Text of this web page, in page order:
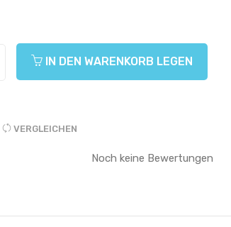
IN DEN WARENKORB LEGEN
VERGLEICHEN
Noch keine Bewertungen